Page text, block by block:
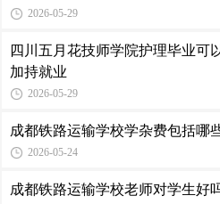
2026-05-29
四川五月花技师学院护理毕业可
加持就业
2026-05-29
成都铁路运输学校学杂费包括哪
2026-05-24
成都铁路运输学校老师对学生好